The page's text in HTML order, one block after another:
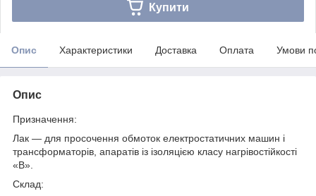
Купити
Опис Характеристики Доставка Оплата Умови
Опис
Призначення:
Лак — для просочення обмоток електростатичних машин і
трансформаторів, апаратів із ізоляцією класу нагрівостійкості
«В».
Склад: